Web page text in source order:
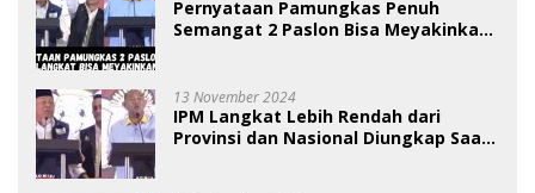
Pernyataan Pamungkas Penuh
Semangat 2 Paslon Bisa Meyakinkan
13 November 2024
IPM Langkat Lebih Rendah dari
Provinsi dan Nasional Diungkap Saat